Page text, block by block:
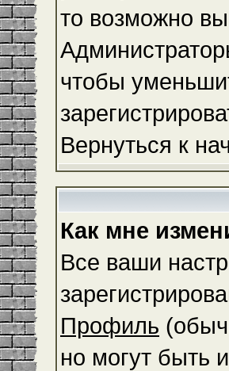
то возможно
чтобы
Вернуться к
Как мне
Все ваши
Профиль
но могут быть